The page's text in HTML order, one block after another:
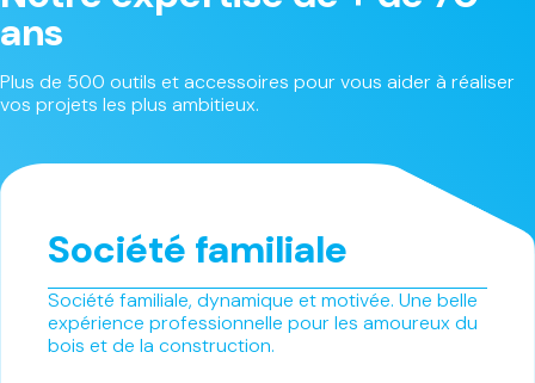
ans
Plus de 500 outils et accessoires pour vous aider à réaliser
vos projets les plus ambitieux.
Société familiale
Société familiale, dynamique et motivée. Une belle
expérience professionnelle pour les amoureux du
bois et de la construction.